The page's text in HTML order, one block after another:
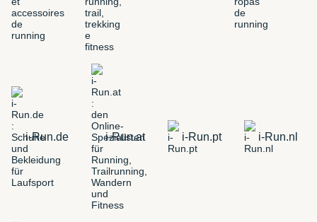
i-Run.de i-Run.at i-Run.pt i-Run.nl